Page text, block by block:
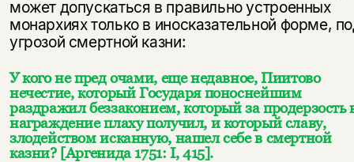
может допускаться в правильно устроенных
монархиях только в иносказательной форме,
угрозой смертной казни:
У кого не пред очами, еще недавное, Пиитово
нечестие, который Государя поноснейшим
раздражил беззаконием, который за продерзость
награждение плаху получил, и который славу,
злодейством исканную, нашел себе в смертной
казни? [Аргенида 1751: I, 415].
подписаться
подписаться
да
нет, вернуться назад